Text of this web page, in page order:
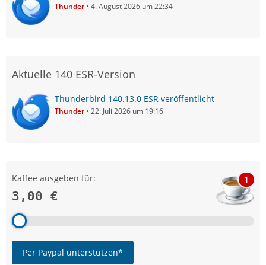
Thunder 4. August 2026 um 22:34
Aktuelle 140 ESR-Version
Thunderbird 140.13.0 ESR veröffentlicht
Thunder 22. Juli 2026 um 19:16
Kaffee ausgeben für:
3,00 €
1
Per Paypal unterstützen*